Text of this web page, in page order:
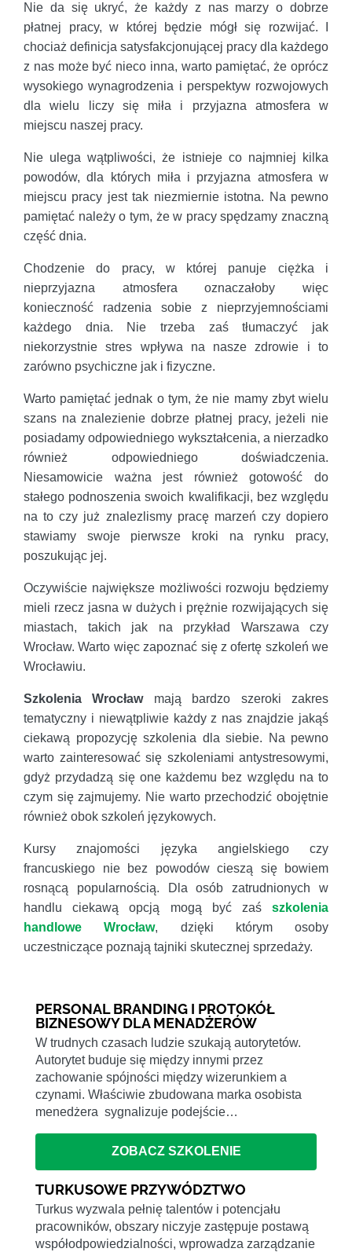
Nie da się ukryć, że każdy z nas marzy o dobrze
płatnej pracy, w której będzie mógł się rozwijać. I
chociaż definicja satysfakcjonującej pracy dla każdego
z nas może być nieco inna, warto pamiętać, że oprócz
wysokiego wynagrodzenia i perspektyw rozwojowych
dla wielu liczy się miła i przyjazna atmosfera w
miejscu naszej pracy.
Nie ulega wątpliwości, że istnieje co najmniej kilka
powodów, dla których miła i przyjazna atmosfera w
miejscu pracy jest tak niezmiernie istotna. Na pewno
pamiętać należy o tym, że w pracy spędzamy znaczną
część dnia.
Chodzenie do pracy, w której panuje ciężka i
nieprzyjazna atmosfera oznaczałoby więc
konieczność radzenia sobie z nieprzyjemnościami
każdego dnia. Nie trzeba zaś tłumaczyć jak
niekorzystnie stres wpływa na nasze zdrowie i to
zarówno psychiczne jak i fizyczne.
Warto pamiętać jednak o tym, że nie mamy zbyt wielu
szans na znalezienie dobrze płatnej pracy, jeżeli nie
posiadamy odpowiedniego wykształcenia, a nierzadko
również odpowiedniego doświadczenia.
Niesamowicie ważna jest również gotowość do
stałego podnoszenia swoich kwalifikacji, bez względu
na to czy już znalezlismy pracę marzeń czy dopiero
stawiamy swoje pierwsze kroki na rynku pracy,
poszukując jej.
Oczywiście największe możliwości rozwoju będziemy
mieli rzecz jasna w dużych i prężnie rozwijających się
miastach, takich jak na przykład Warszawa czy
Wrocław. Warto więc zapoznać się z ofertę szkoleń we
Wrocławiu.
Szkolenia Wrocławmają bardzo szeroki zakres
tematyczny i niewątpliwie każdy z nas znajdzie jakąś
ciekawą propozycję szkolenia dla siebie. Na pewno
warto zainteresować się szkoleniami antystresowymi,
gdyż przydadzą się one każdemu bez względu na to
czym się zajmujemy. Nie warto przechodzić obojętnie
również obok szkoleń językowych.
Kursy znajomości języka angielskiego czy
francuskiego nie bez powodów cieszą się bowiem
rosnącą popularnością. Dla osób zatrudnionych w
handlu ciekawą opcją mogą być zaś szkolenia
handlowe Wrocław, dzięki którym osoby
uczestniczące poznają tajniki skutecznej sprzedaży.
PERSONAL BRANDING I PROTOKÓŁ
BIZNESOWY DLA MENADŻERÓW
W trudnych czasach ludzie szukają autorytetów.
Autorytet buduje się między innymi przez
zachowanie spójności między wizerunkiem a
czynami. Właściwie zbudowana marka osobista
menedżera sygnalizuje podejście…
ZOBACZ SZKOLENIE
TURKUSOWE PRZYWÓDZTWO
Turkus wyzwala pełnię talentów i potencjału
pracowników, obszary niczyje zastępuje postawą
współodpowiedzialności, wprowadza zarządzanie